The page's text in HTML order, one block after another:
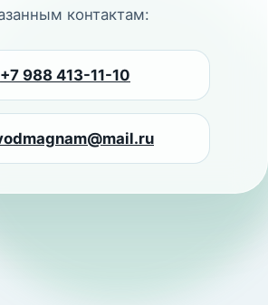
контактам:
+7 988 413-11-10